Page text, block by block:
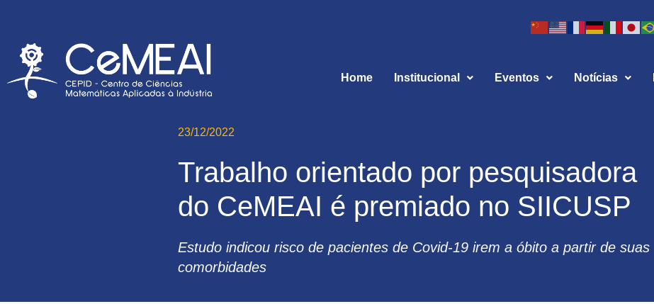
Home Institucional Eventos Notícias
23/12/2022
Trabalho orientado por pesquisadora
do CeMEAI é premiado no SIICUSP
Estudo indicou risco de pacientes de Covid-19 irem a óbito a partir de suas
comorbidades